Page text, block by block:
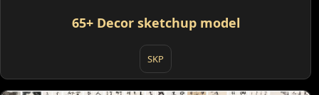
65+ Decor sketchup model
SKP